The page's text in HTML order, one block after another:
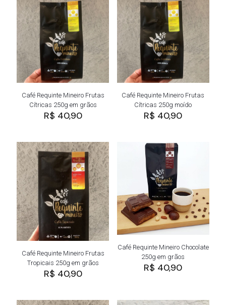
Café Requinte Mineiro Frutas
Cítricas 250g em grãos
R$ 40,90
Café Requinte Mineiro Frutas
Cítricas 250g moído
R$ 40,90
Café Requinte Mineiro Frutas
Tropicais 250g em grãos
R$ 40,90
Café Requinte Mineiro Chocolate
250g em grãos
R$ 40,90